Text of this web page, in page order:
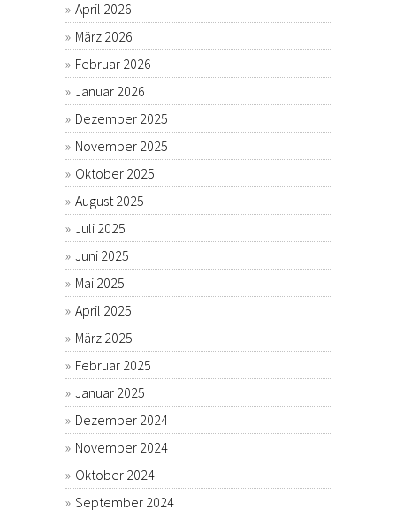
April 2026
März 2026
Februar 2026
Januar 2026
Dezember 2025
November 2025
Oktober 2025
August 2025
Juli 2025
Juni 2025
Mai 2025
April 2025
März 2025
Februar 2025
Januar 2025
Dezember 2024
November 2024
Oktober 2024
September 2024